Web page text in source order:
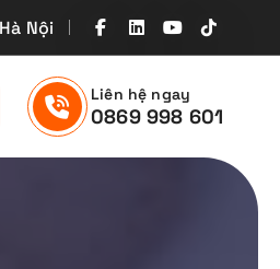
Nội
Liên hệ ngay
0869 998 601